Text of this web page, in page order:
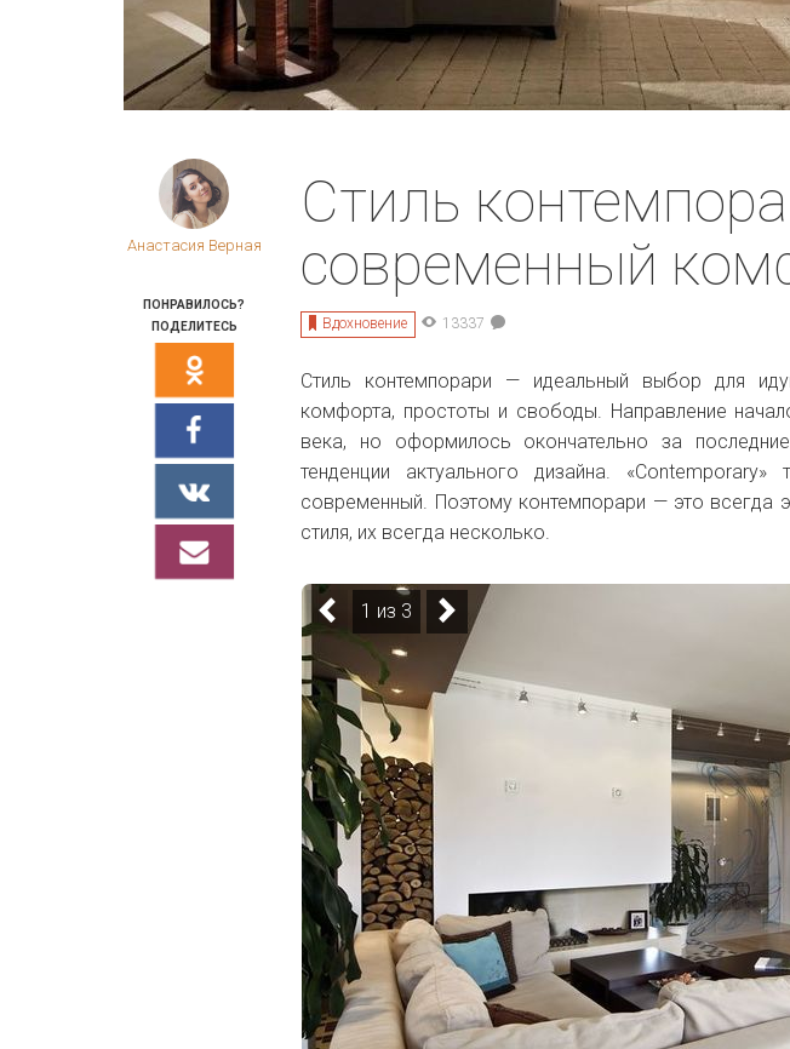
Анастасия Верная
ПОНРАВИЛОСЬ?
ПОДЕЛИТЕСЬ
Стиль
современный
Вдохновение 13337
Стиль контемпорари — идеальный выбор для
комфорта, простоты и свободы. Направление
века, но оформилось окончательно за
тенденции актуального дизайна.
современный. Поэтому контемпорари — это всегда
стиля, их всегда несколько.
1 из 3